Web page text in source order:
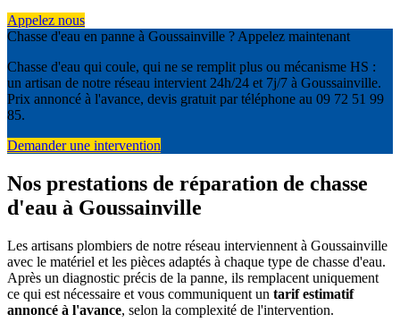
Appelez nous
Chasse d'eau en panne à Goussainville ? Appelez maintenant
Chasse d'eau qui coule, qui ne se remplit plus ou mécanisme HS :
un artisan de notre réseau intervient 24h/24 et 7j/7 à Goussainville.
Prix annoncé à l'avance, devis gratuit par téléphone au 09 72 51 99
85.
Demander une intervention
Nos prestations de réparation de chasse
d'eau à Goussainville
Les artisans plombiers de notre réseau interviennent à Goussainville
avec le matériel et les pièces adaptés à chaque type de chasse d'eau.
Après un diagnostic précis de la panne, ils remplacent uniquement
ce qui est nécessaire et vous communiquent un tarif estimatif
annoncé à l'avance, selon la complexité de l'intervention.